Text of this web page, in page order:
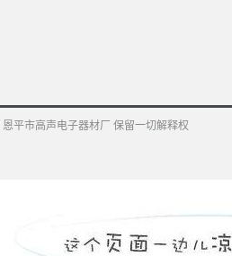
平市高声电子器材厂 保留一切解释权